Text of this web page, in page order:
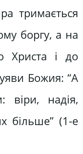
тримається
боргу, а на
Христа і до
Божия: “А
віри, надія,
більше” (1-е